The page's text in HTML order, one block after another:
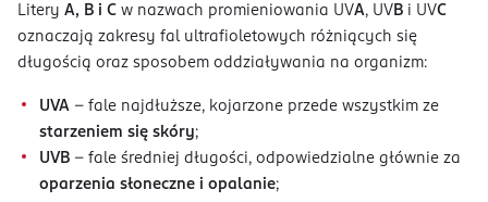
Litery A, B i C w nazwach promieniowania UVA, UV B i UVC
oznaczają zakresy fal ultrafioletowych różniących się
długością oraz sposobem oddziaływania na organizm:
UVA – fale najdłuższe, kojarzone przede wszystkim ze
starzeniem się skóry;
UVB – fale średniej długości, odpowiedzialne głównie za
oparzenia słoneczne i opalanie;